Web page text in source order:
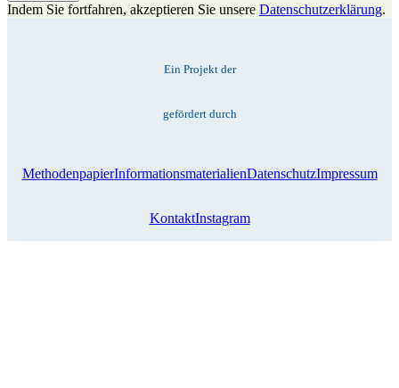
Indem Sie fortfahren, akzeptieren Sie unsere Datenschutzerklärung.
Ein Projekt der
gefördert durch
MethodenpapierInformationsmaterialienDatenschutzImpressum
KontaktInstagram